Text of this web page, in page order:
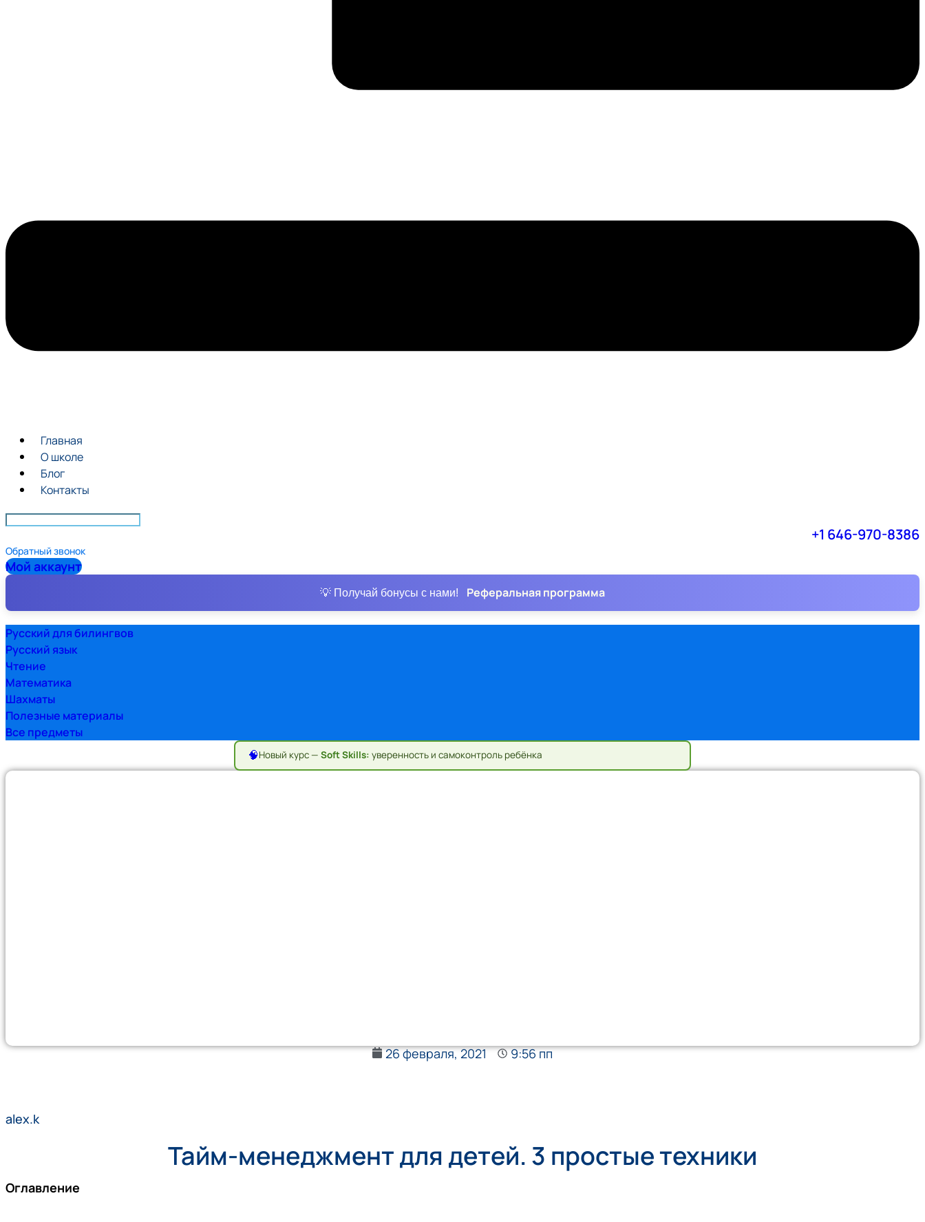
Главная
О школе
Блог
Контакты
+1 646-970-8386
Обратный звонок
Мой аккаунт
💡 Получай бонусы с нами! Реферальная программа
Русский для билингвов
Русский язык
Чтение
Математика
Шахматы
Полезные материалы
Все предметы
🧠Новый курс — Soft Skills: уверенность и самоконтроль ребёнка
26 февраля, 2021 9:56 пп
alex.k
Тайм-менеджмент для детей. 3 простые техники
Оглавление